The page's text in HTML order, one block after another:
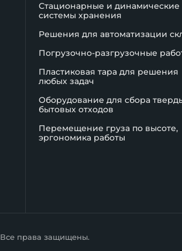
Стационарные и динамические
системы хранения
Решения для автоматизации
Погрузочно-разгрузочные
Пластиковая тара для решения
любых задач
Оборудование для сбора
бытовых отходов
Перемещение груза по высоте,
эргономика работы
Все права защищены.